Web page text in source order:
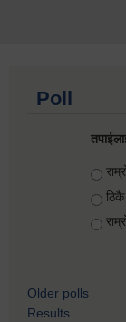
Poll
Older polls
Results